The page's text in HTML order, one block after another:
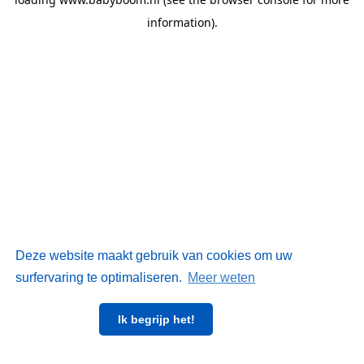
Deze website maakt gebruik van cookies om uw
surfervaring te optimaliseren. Meer weten
Ik begrijp het!
information).